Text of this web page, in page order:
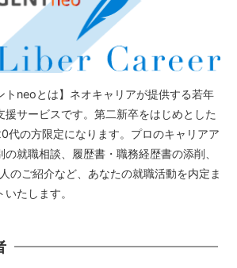
トneoとは】ネオキャリアが提供する若年
援サービスです。第二新卒をはじめとした
代の方限定になります。プロのキャリアア
の就職相談、履歴書・職務経歴書の添削、
のご紹介など、あなたの就職活動を内定ま
たします。